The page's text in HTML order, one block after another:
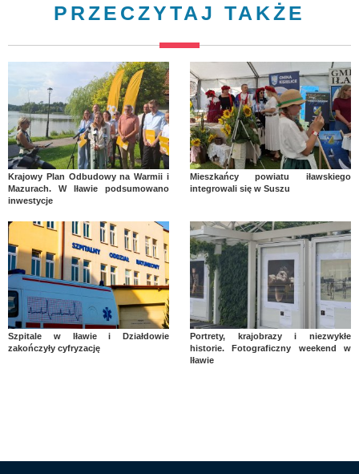
PRZECZYTAJ TAKŻE
Krajowy Plan Odbudowy na Warmii i
Mazurach. W Iławie podsumowano
inwestycje
Mieszkańcy powiatu iławskiego
integrowali się w Suszu
Szpitale w Iławie i Działdowie
zakończyły cyfryzację
Portrety, krajobrazy i niezwykłe
historie. Fotograficzny weekend w
Iławie